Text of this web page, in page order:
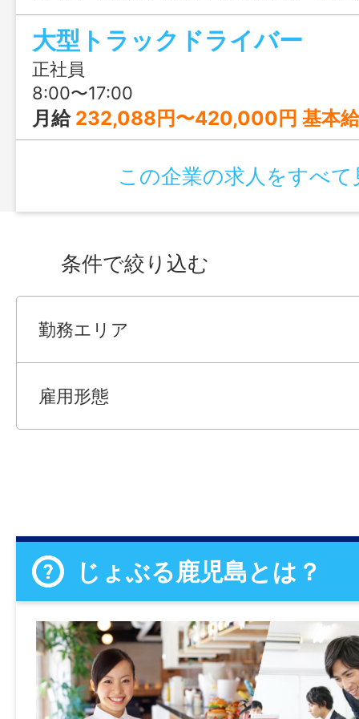
ます。 『無借金経営』で安定した経営環
調に売り上げを伸ばしており、地元鹿児
働きたい方にぜひおススメです♪
大型トラックドライバー
正社員
8:00〜17:00
月給 232,088円〜420,000円 基本給
この企業の求人をすべて
条件で絞り込む
勤務エリア
雇用形態
じょぶる鹿児島とは？